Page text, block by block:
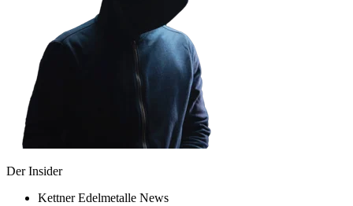
Der Insider
Kettner Edelmetalle News